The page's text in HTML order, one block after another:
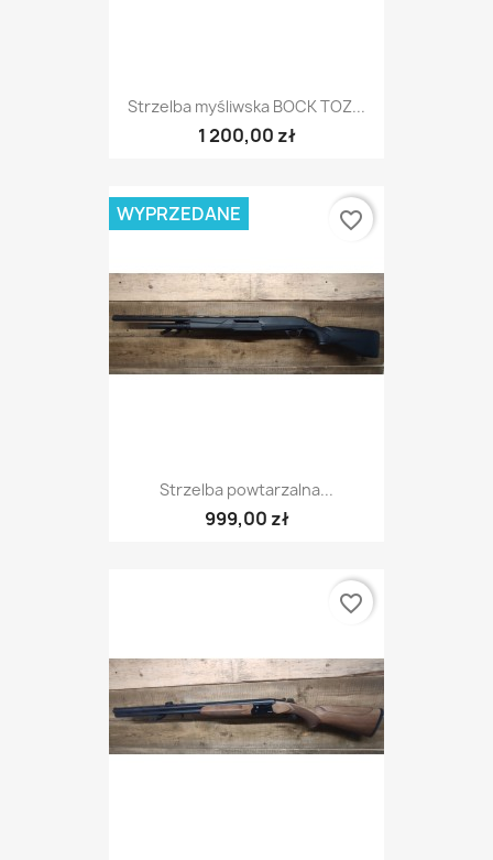
Strzelba myśliwska BOCK TOZ...
1 200,00 zł
Strzelba powtarzalna...
999,00 zł
WYPRZEDANE favorite_border
favorite_border